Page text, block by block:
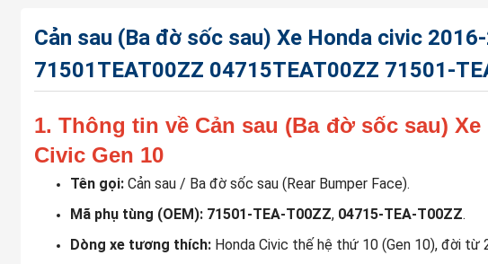
Cản sau (Ba đờ sốc sau) Xe Honda civic
71501TEAT00ZZ 04715TEAT00ZZ 71501-
1. Thông tin về Cản sau (Ba đờ sốc sau)
Civic Gen 10
Tên gọi:Cản sau / Ba đờ sốc sau (Rear Bumper Face).
Mã phụ tùng (OEM): 71501-TEA-T00ZZ, 04715-TEA-T00ZZ.
Dòng xe tương thích:Honda Civic thế hệ thứ 10 (Gen 10), đời từ